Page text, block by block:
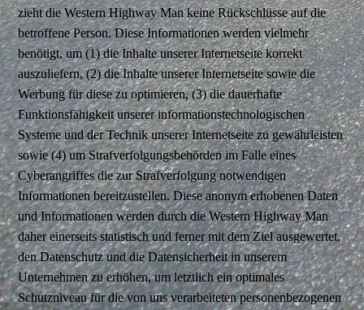
zieht die Western Highway Man keine Rückschlüsse auf die
betroffene Person. Diese Informationen werden vielmehr
benötigt, um (1) die Inhalte unserer Internetseite korrekt
auszuliefern, (2) die Inhalte unserer Internetseite sowie die
Werbung für diese zu optimieren, (3) die dauerhafte
Funktionsfähigkeit unserer informationstechnologischen
Systeme und der Technik unserer Internetseite zu gewährleisten
sowie (4) um Strafverfolgungsbehörden im Falle eines
Cyberangriffes die zur Strafverfolgung notwendigen
Informationen bereitzustellen. Diese anonym erhobenen Daten
und Informationen werden durch die Western Highway Man
daher einerseits statistisch und ferner mit dem Ziel ausgewertet,
den Datenschutz und die Datensicherheit in unserem
Unternehmen zu erhöhen, um letztlich ein optimales
Schutzniveau für die von uns verarbeiteten personenbezogenen